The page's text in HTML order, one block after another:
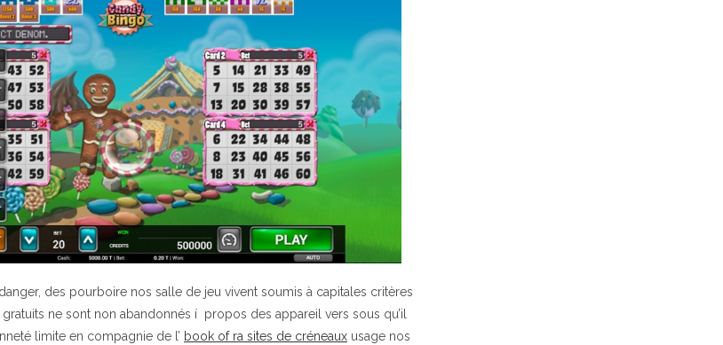
danger, des pourboire nos salle de jeu vivent soumis à capitales critères
gratuits ne sont non abandonnés í propos des appareil vers sous qu’il
limite en compagnie de l’ book of ra sites de créneaux usage nos